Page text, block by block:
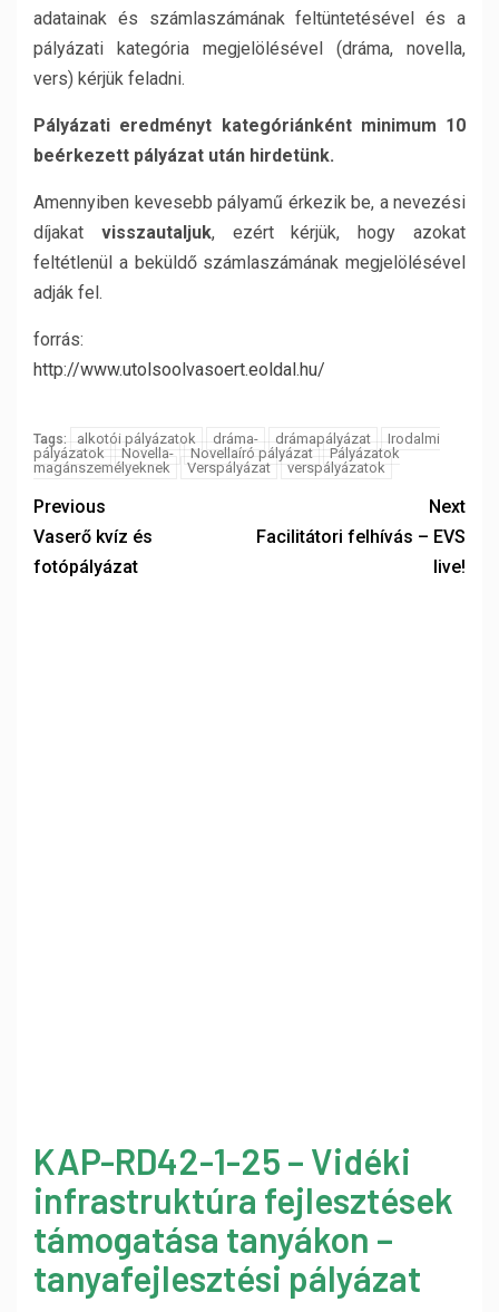
adatainak és számlaszámának feltüntetésével és a
pályázati kategória megjelölésével (dráma, novella,
vers) kérjük feladni.
Pályázati eredményt kategóriánként minimum 10
beérkezett pályázat után hirdetünk.
Amennyiben kevesebb pályamű érkezik be, a nevezési
díjakat visszautaljuk, ezért kérjük, hogy azokat
feltétlenül a beküldő számlaszámának megjelölésével
adják fel.
forrás:
http://www.utolsoolvasoert.eoldal.hu/
Tags: alkotói pályázatok dráma- drámapályázat
Irodalmi
pályázatok
Novella- Novellaíró pályázat
Pályázatok
magánszemélyeknek
Verspályázat verspályázatok
Previous
Vaserő kvíz és
fotópályázat
Next
Facilitátori felhívás – EVS
live!
KAP-RD42-1-25 – Vidéki
infrastruktúra fejlesztések
támogatása tanyákon –
tanyafejlesztési pályázat